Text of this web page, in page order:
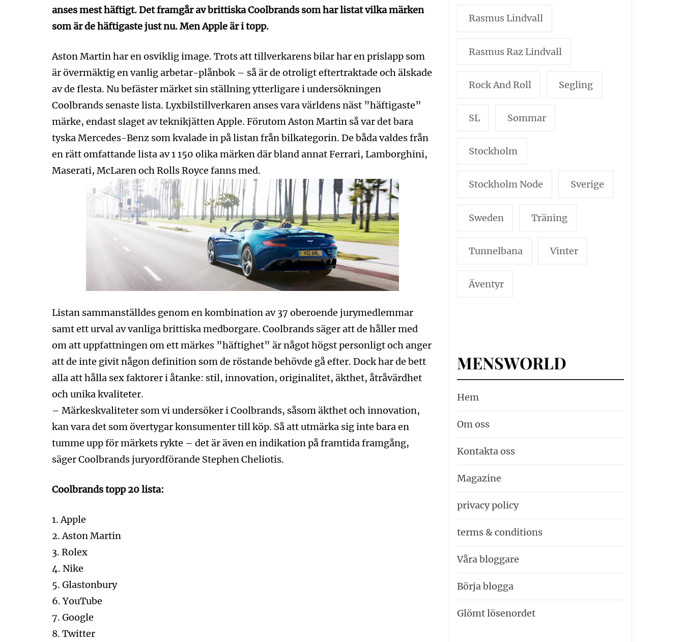
anses mest häftigt. Det framgår av brittiska Coolbrands som har listat vilka märken
som är de häftigaste just nu. Men Apple är i topp.
Aston Martin har en osviklig image. Trots att tillverkarens bilar har en prislapp som
är övermäktig en vanlig arbetar-plånbok – så är de otroligt eftertraktade och älskade
av de flesta. Nu befäster märket sin ställning ytterligare i undersökningen
Coolbrands senaste lista. Lyxbilstillverkaren anses vara världens näst ”häftigaste”
märke, endast slaget av teknikjätten Apple. Förutom Aston Martin så var det bara
tyska Mercedes-Benz som kvalade in på listan från bilkategorin. De båda valdes från
en rätt omfattande lista av 1 150 olika märken där bland annat Ferrari, Lamborghini,
Maserati, McLaren och Rolls Royce fanns med.
Listan sammanställdes genom en kombination av 37 oberoende jurymedlemmar
samt ett urval av vanliga brittiska medborgare. Coolbrands säger att de håller med
om att uppfattningen om ett märkes ”häftighet” är något högst personligt och anger
att de inte givit någon definition som de röstande behövde gå efter. Dock har de bett
alla att hålla sex faktorer i åtanke: stil, innovation, originalitet, äkthet, åtråvärdhet
och unika kvaliteter.
– Märkeskvaliteter som vi undersöker i Coolbrands, såsom äkthet och innovation,
kan vara det som övertygar konsumenter till köp. Så att utmärka sig inte bara en
tumme upp för märkets rykte – det är även en indikation på framtida framgång,
säger Coolbrands juryordförande Stephen Cheliotis.
Coolbrands topp 20 lista:
1. Apple
2. Aston Martin
3. Rolex
4. Nike
5. Glastonbury
6. YouTube
7. Google
8. Twitter
Rasmus Lindvall
Rasmus Raz Lindvall
Rock And Roll Segling
SL Sommar
Stockholm
Stockholm Node Sverige
Sweden Träning
Tunnelbana Vinter
Äventyr
MENSWORLD
Hem
Om oss
Kontakta oss
Magazine
privacy policy
terms & conditions
Våra bloggare
Börja blogga
Glömt lösenordet